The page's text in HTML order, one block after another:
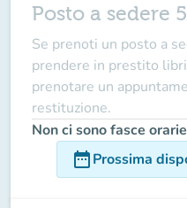
Posto a sedere
Se prenoti un posto a
prendere in prestito
prenotare un
restituzione.
Non ci sono fasce
date_rangeProssima